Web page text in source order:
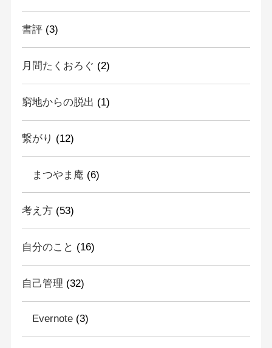
書評(3)
月間たくおろぐ (2)
窮地からの脱出 (1)
繋がり (12)
まつやま庵 (6)
考え方(53)
自分のこと (16)
自己管理 (32)
Evernote(3)